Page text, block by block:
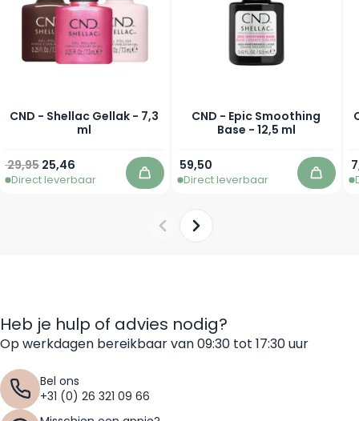
CND - Shellac Gellak - 7,3
ml
Vanaf
25,46
Normale prijs
29,95
Direct leverbaar In winkelwagen
CND - Epic Smoothing
Base - 12,5 ml
59,50
Direct leverbaar In
Heb je hulp of advies nodig?
Op werkdagen bereikbaar van 09:30 tot 17:30 uur
Bel ons
+31 (0) 26 321 09 66